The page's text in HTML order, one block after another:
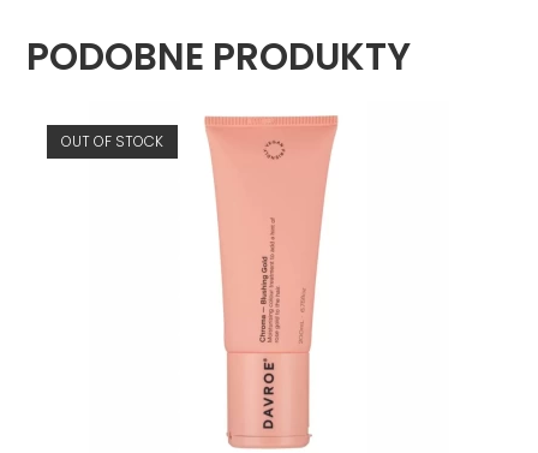
PODOBNE PRODUKTY
OUT OF STOCK